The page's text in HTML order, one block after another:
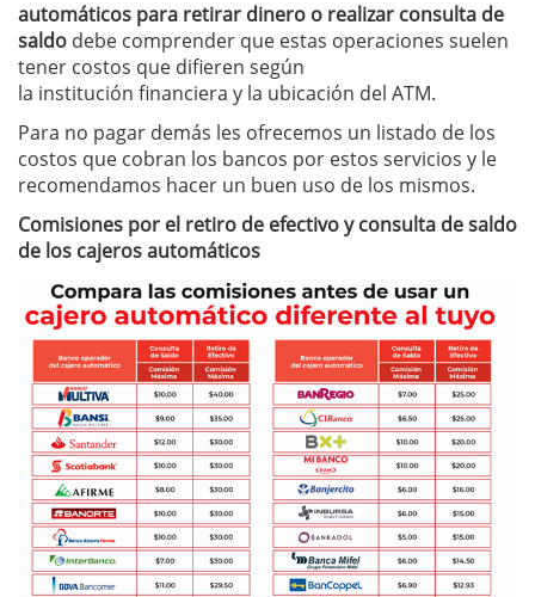
automáticos para retirar dinero o realizar consulta de
saldo debe comprender que estas operaciones suelen
tener costos que difieren según
la institución financiera y la ubicación del ATM.
Para no pagar demás les ofrecemos un listado de los
costos que cobran los bancos por estos servicios y le
recomendamos hacer un buen uso de los mismos.
Comisiones por el retiro de efectivo y consulta de saldo
de los cajeros automáticos